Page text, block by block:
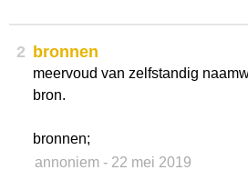
2 bronnen
meervoud van zelfstandig
bron.
bronnen;
annoniem - 22 mei 2019